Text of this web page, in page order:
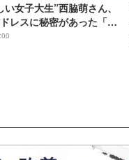
女子大生”西脇萌さん、
レスに秘密があった「見
ね…」＜ミスオブミス